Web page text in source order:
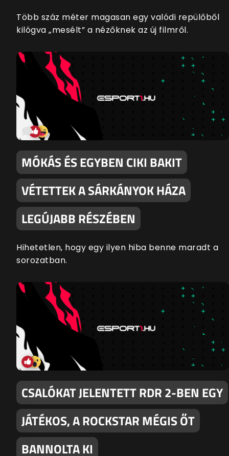
Több száz méter magasan egy valódi repülőből
kilógva „mesélt” a nézőknek az új filmről.
MÓKÁS ÉS EGYBEN CIKI BAKIT
VÉTETTEK A SÁRKÁNYOK HÁZA
LEGÚJABB RÉSZÉBEN
Hihetetlen, hogy egy ilyen hiba benne maradt a
sorozatban.
CSALÓKAT JELENTETT RDR 2-BEN EGY
JÁTÉKOS, A ROCKSTAR MÉGIS ŐT
BANNOLTA KI